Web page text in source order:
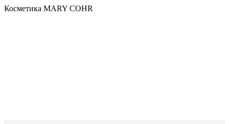
Косметика MARY COHR